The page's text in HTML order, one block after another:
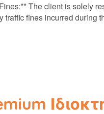
The client is solely
traffic fines incurred during